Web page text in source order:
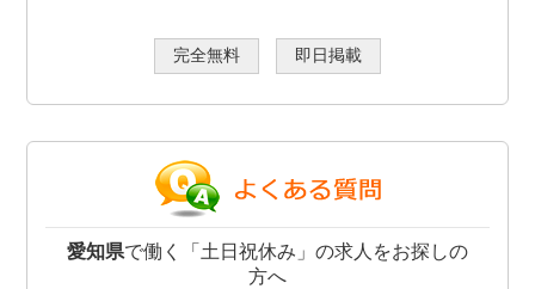
完全無料 即日掲載
愛知県で働く「土日祝休み」の求人をお探しの
方へ